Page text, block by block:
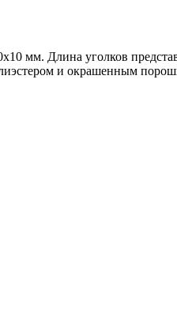
мм. Длина уголков
и окрашенным